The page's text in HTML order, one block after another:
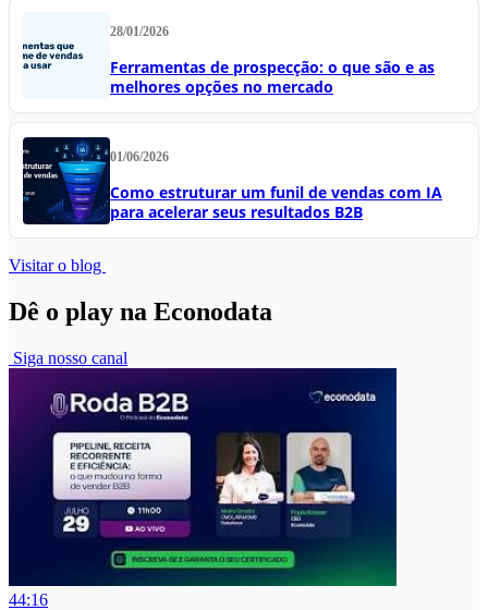
28/01/2026
Ferramentas de prospecção: o que são e as
melhores opções no mercado
01/06/2026
Como estruturar um funil de vendas com IA
para acelerar seus resultados B2B
Visitar o blog
Dê o play na Econodata
Siga nosso canal
44:16